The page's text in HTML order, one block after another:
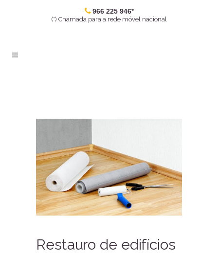
966 225 946*
(*) Chamada para a rede móvel nacional
Restauro de edifícios